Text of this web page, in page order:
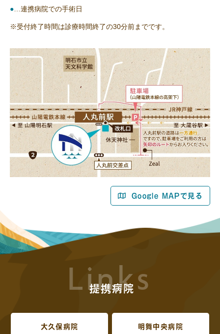
● …連携病院での手術日
※受付終了時間は診療時間終了の30分前までです。
Google MAPで見る
Links
提携病院
大久保病院 明舞中央病院